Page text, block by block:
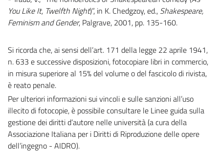
You Like It, Twelfth Night)”, in K. Chedgzoy, ed., Shakespeare,
Feminism and Gender, Palgrave, 2001, pp. 135-160.
Si ricorda che, ai sensi dell’art. 171 della legge 22 aprile 1941,
n. 633 e successive disposizioni, fotocopiare libri in commercio,
in misura superiore al 15% del volume o del fascicolo di rivista,
è reato penale.
Per ulteriori informazioni sui vincoli e sulle sanzioni all’uso
illecito di fotocopie, è possibile consultare le Linee guida sulla
gestione dei diritti d’autore nelle università (a cura della
Associazione Italiana per i Diritti di Riproduzione delle opere
dell’ingegno - AIDRO).